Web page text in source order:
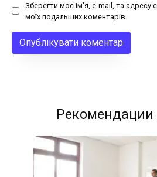
Зберегти моє ім'я, e-mail, та адресу
моїх подальших коментарів.
Рекомендации